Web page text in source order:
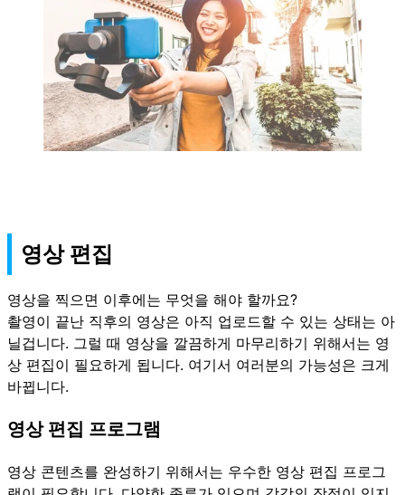
영상 편집
영상을 찍으면 이후에는 무엇을 해야 할까요?
촬영이 끝난 직후의 영상은 아직 업로드할 수 있는 상태는 아
닐겁니다. 그럴 때 영상을 깔끔하게 마무리하기 위해서는 영
상 편집이 필요하게 됩니다. 여기서 여러분의 가능성은 크게
바뀝니다.
영상 편집 프로그램
영상 콘텐츠를 완성하기 위해서는 우수한 영상 편집 프로그